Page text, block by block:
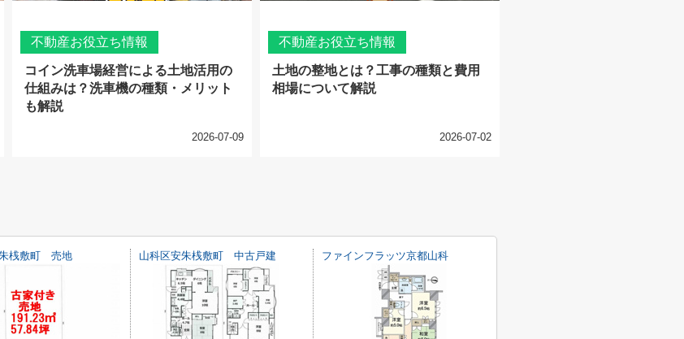
不動産お役立ち情報
コイン洗車場経営による土地活用の
仕組みは？洗車機の種類・メリット
も解説
2026-07-09
不動産お役立ち情報
土地の整地とは？工事の種類と費用
相場について解説
2026-07-02
桟敷町 売地 山科区安朱桟敷町 中古戸建 ファインフラッツ京都山科